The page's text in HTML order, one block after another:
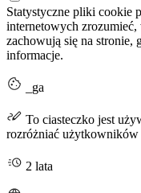
Statystyczne pliki cookie
internetowych
zachowują się na stronie,
informacje.
_ga
To ciasteczko jest
rozróżniać użytkowników
2 lata